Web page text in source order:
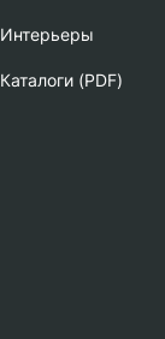
Интерьеры
Каталоги (PDF)